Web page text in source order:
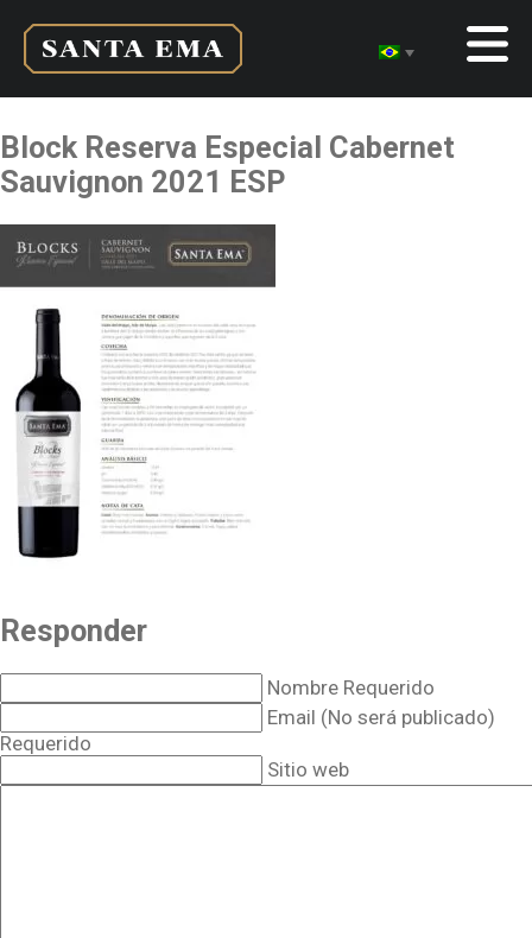
Block Reserva Especial Cabernet
Sauvignon 2021 ESP
Responder
Nombre Requerido
Email (No será publicado)
Requerido
Sitio web